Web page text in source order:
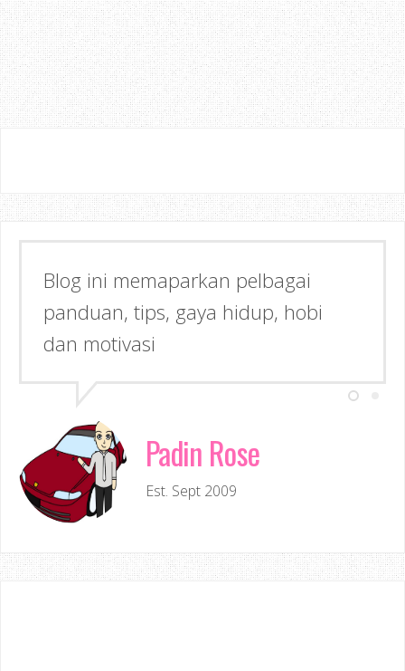
Blog ini memaparkan pelbagai
panduan, tips, gaya hidup, hobi
dan motivasi
Padin Rose
Est. Sept 2009